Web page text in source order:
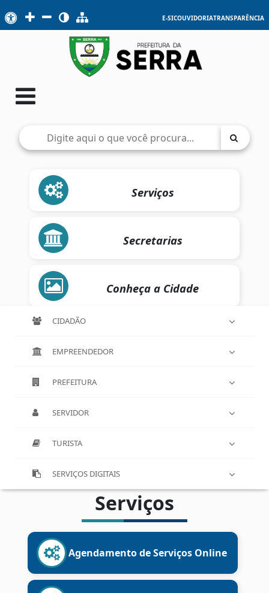
E-SICOUVIDORIATRANSPARÊNCIA
Serviços
Secretarias
Conheça a Cidade
CIDADÃO
EMPREENDEDOR
PREFEITURA
SERVIDOR
TURISTA
SERVIÇOS DIGITAIS
Serviços
Agendamento de Serviços Online